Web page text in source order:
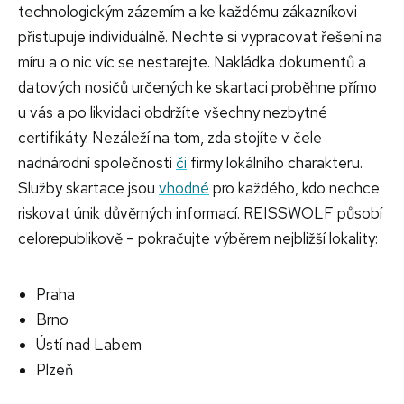
technologickým zázemím a ke každému zákazníkovi
přistupuje individuálně. Nechte si vypracovat řešení na
míru a o nic víc se nestarejte. Nakládka dokumentů a
datových nosičů určených ke skartaci proběhne přímo
u vás a po likvidaci obdržíte všechny nezbytné
certifikáty. Nezáleží na tom, zda stojíte v čele
nadnárodní společnosti či firmy lokálního charakteru.
Služby skartace jsou vhodné pro každého, kdo nechce
riskovat únik důvěrných informací. REISSWOLF působí
celorepublikově – pokračujte výběrem nejbližší lokality:
Praha
Brno
Ústí nad Labem
Plzeň